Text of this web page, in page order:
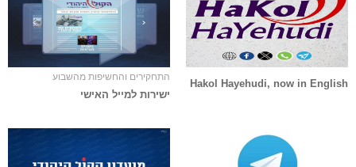
Hakol Hayehudi, now in English
התחקירים והחשיפות מהשבוע
ישירות למייל האישי